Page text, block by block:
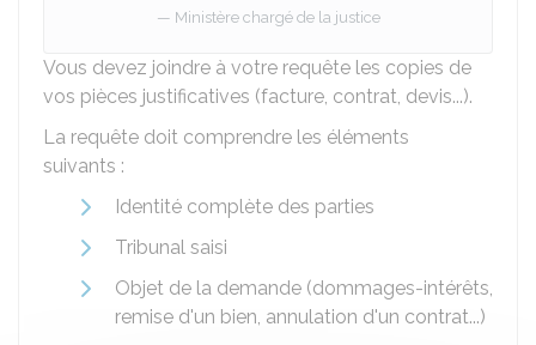
Ministère chargé de la justice
Vous devez joindre à votre requête les copies de
vos pièces justificatives (facture, contrat, devis...).
La requête doit comprendre les éléments
suivants :
Identité complète des parties
Tribunal saisi
Objet de la demande (dommages-intérêts,
remise d'un bien, annulation d'un contrat...)